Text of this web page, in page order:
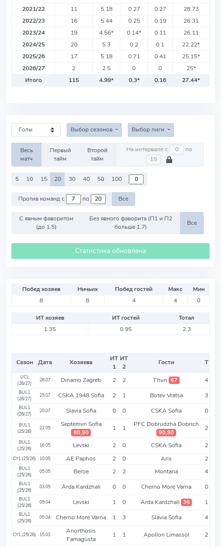
2021/22
11 5.18 0.27 0.27
28.73
2022/23
16 5.44 0.25 0.19
26.31
2023/24
19 4.56* 0.14* 0.11
26.11
2024/25
20 5.3 0.2 0.1 22.22*
2025/26
17 5.18 0.71 0.41 25.15*
2026/27
2 2.5 0 0 25*
Итого
115 4.99* 0.3* 0.16 27.44*
Выбор сезонов Выбор лиги
Весь
матч
Первый
тайм
Второй
тайм
На интервале с по
5 10 15 20 30 40 50 100
Против команд с по Все
С явным фаворитом
(до 1.5)
Без явного фаворита (П1 и П2
больше 1.7)
Все
Статистика обновлена
Побед хозяев Ничьих Побед гостей Макс
Мин
8
8 4 4 0
ИТ хозяев ИТ гостей
Тотал
1.35
0.95 2.3
Сезон Дата Хозяева
ИТ
1
ИТ
2
Гости Т
UCL
(26/27)
28.07 Dinamo Zagreb 2 2 Thun 67 4
BUL1
(26/27)
25.07 CSKA 1948 Sofia 2 1 Botev Vratsa 3
BUL1
(26/27)
20.07 Slavia Sofia 0 0 CSKA Sofia 0
BUL1
(25/26)
22.05 Septemvri Sofia
90,90
1 1 PFC Dobrudzha Dobrich
90,90
2
BUL1
(25/26)
16.05 Levski 2 0 CSKA Sofia 2
CY1 (25/26) 10.05 AE Paphos 2 0 Aris 2
BUL1
(25/26)
05.05 Beroe 2 2 Montana 4
BUL1
(25/26)
03.05 Arda Kardzhali 0 0 Cherno More Varna 0
BUL1
(25/26)
09.04 Levski 1 0 Arda Kardzhali 36 1
BUL1
(25/26)
05.04 Cherno More Varna 1 3 Slavia Sofia 4
CY1 (25/26) 15.03
Anorthosis
Famagusta
1 1 Apollon Limassol 2